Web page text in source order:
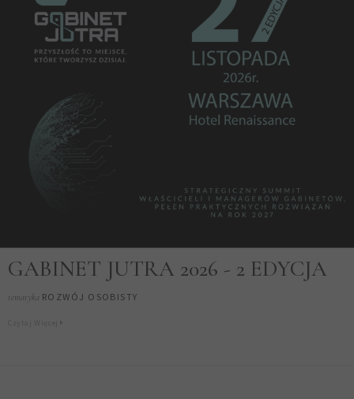
GABINET JUTRA 2026 - 2 EDYCJA
tematyka ROZWÓJ OSOBISTY